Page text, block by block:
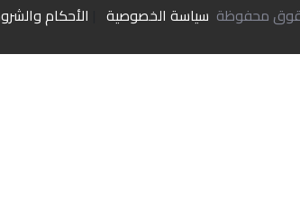
سياسة الخصوصية الأحكام